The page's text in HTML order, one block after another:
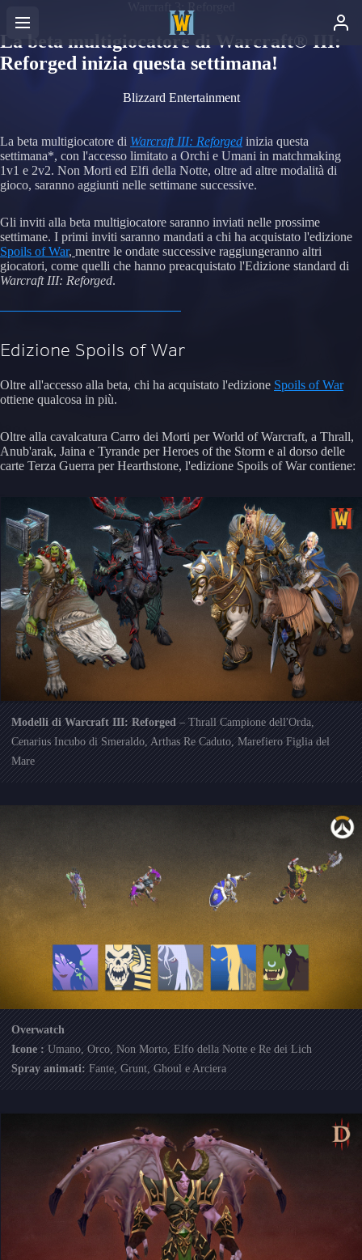
La beta multigiocatore di Warcraft® III:
Reforged inizia questa settimana!
Blizzard Entertainment
La beta multigiocatore di Warcraft III: Reforged inizia questa
settimana*, con l'accesso limitato a Orchi e Umani in matchmaking
1v1 e 2v2. Non Morti ed Elfi della Notte, oltre ad altre modalità di
gioco, saranno aggiunti nelle settimane successive.
Gli inviti alla beta multigiocatore saranno inviati nelle prossime
settimane. I primi inviti saranno mandati a chi ha acquistato l'edizione
Spoils of War, mentre le ondate successive raggiungeranno altri
giocatori, come quelli che hanno preacquistato l'Edizione standard di
Warcraft III: Reforged.
Edizione Spoils of War
Oltre all'accesso alla beta, chi ha acquistato l'edizione Spoils of War
ottiene qualcosa in più.
Oltre alla cavalcatura Carro dei Morti per World of Warcraft, a Thrall,
Anub'arak, Jaina e Tyrande per Heroes of the Storm e al dorso delle
carte Terza Guerra per Hearthstone, l'edizione Spoils of War contiene:
Modelli di Warcraft III: Reforged – Thrall Campione dell'Orda,
Cenarius Incubo di Smeraldo, Arthas Re Caduto, Marefiero Figlia del
Mare
Overwatch
Icone : Umano, Orco, Non Morto, Elfo della Notte e Re dei Lich
Spray animati: Fante, Grunt, Ghoul e Arciera